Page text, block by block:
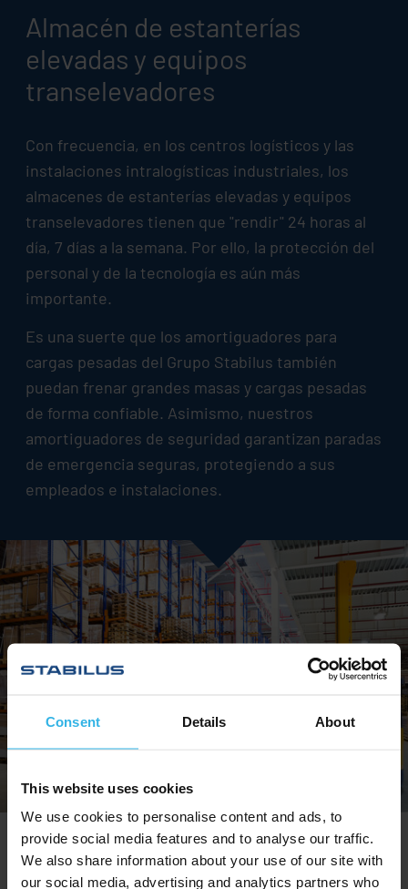
Consent Details About
This website uses cookies
We use cookies to personalise content and ads, to
provide social media features and to analyse our traffic.
We also share information about your use of our site with
our social media, advertising and analytics partners who
Almacén de estanterías
elevadas y equipos
transelevadores
Con frecuencia, en los centros logísticos y las
instalaciones intralogísticas industriales, los
almacenes de estanterías elevadas y equipos
transelevadores tienen que "rendir" 24 horas al
día, 7 días a la semana. Por ello, la protección del
personal y de la tecnología es aún más
importante.
Es una suerte que los amortiguadores para
cargas pesadas del Grupo Stabilus también
puedan frenar grandes masas y cargas pesadas
de forma confiable. Asimismo, nuestros
amortiguadores de seguridad garantizan paradas
de emergencia seguras, protegiendo a sus
empleados e instalaciones.
Sistemas de grúas